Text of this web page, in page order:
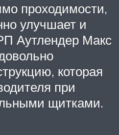
проходимости,
улучшает и
Аутлендер Макс
которая
при
щитками.